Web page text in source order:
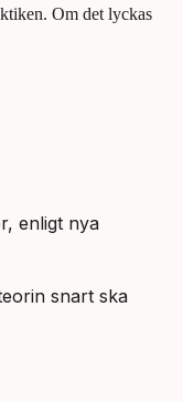
Om det lyckas
enligt nya
snart ska